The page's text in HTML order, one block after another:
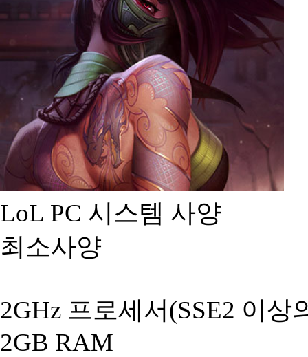
LoL PC 시스템 사양
최소사양
2GHz 프로세서(SSE2 이상
2GB RAM